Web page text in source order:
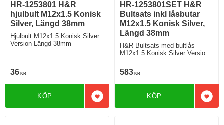
HR-1253801 H&R
hjulbult M12x1.5 Konisk
Silver, Längd 38mm
Hjulbult M12x1.5 Konisk Silver
Version Längd 38mm
36 KR
Lägg till i favoriter
KÖP
HR-1253801SET H&R
Bultsats inkl låsbutar
M12x1.5 Konisk Silver,
Längd 38mm
H&R Bultsats med bultlås
M12x1.5 Konisk Silver Version
583 KR
KÖP